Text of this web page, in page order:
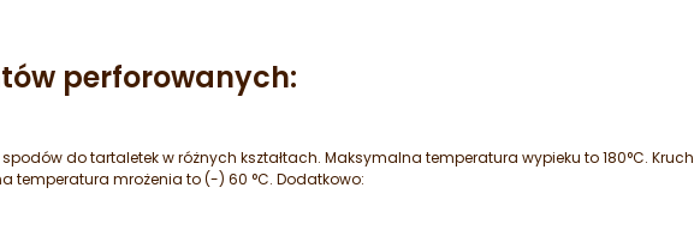
perforowanych:
do tartaletek w różnych kształtach. Maksymalna temperatura wypieku to 180°C.
temperatura mrożenia to (-) 60 °C. Dodatkowo: